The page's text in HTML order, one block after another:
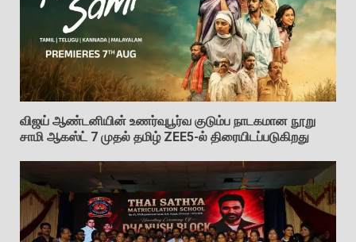
விஜய் ஆண்டனியின் உணர்வுபூர்வ குடும்ப நாடகமான நூறு
சாமி ஆகஸ்ட் 7 முதல் தமிழ் ZEE5-ல் திரையிடப்படுகிறது